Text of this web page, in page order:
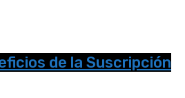
de la Suscripción